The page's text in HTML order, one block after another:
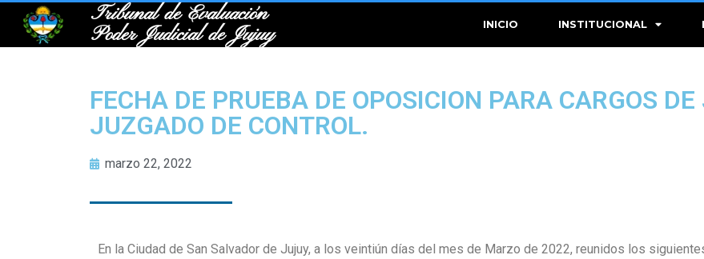
Tribunal de Evaluación
Poder Judicial de Jujuy
INICIO INSTITUCIONAL
FECHA DE PRUEBA DE OPOSICION PARA CARGOS
JUZGADO DE CONTROL.
marzo 22, 2022
En la Ciudad de San Salvador de Jujuy, a los veintiún días del mes de Marzo de 2022, reunidos los